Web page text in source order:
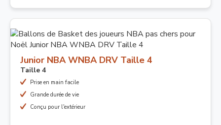
Junior NBA WNBA DRV Taille 4
Taille 4
Prise en main facile
Grande durée de vie
Conçu pour l'extérieur